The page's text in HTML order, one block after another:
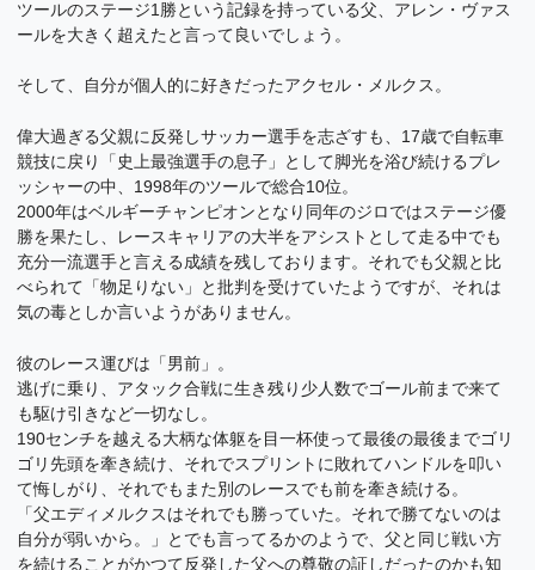
ツールのステージ1勝という記録を持っている父、アレン・ヴァス
ールを大きく超えたと言って良いでしょう。
そして、自分が個人的に好きだったアクセル・メルクス。
偉大過ぎる父親に反発しサッカー選手を志ざすも、17歳で自転車
競技に戻り「史上最強選手の息子」として脚光を浴び続けるプレ
ッシャーの中、1998年のツールで総合10位。
2000年はベルギーチャンピオンとなり同年のジロではステージ優
勝を果たし、レースキャリアの大半をアシストとして走る中でも
充分一流選手と言える成績を残しております。それでも父親と比
べられて「物足りない」と批判を受けていたようですが、それは
気の毒としか言いようがありません。
彼のレース運びは「男前」。
逃げに乗り、アタック合戦に生き残り少人数でゴール前まで来て
も駆け引きなど一切なし。
190センチを越える大柄な体躯を目一杯使って最後の最後までゴリ
ゴリ先頭を牽き続け、それでスプリントに敗れてハンドルを叩い
て悔しがり、それでもまた別のレースでも前を牽き続ける。
「父エディメルクスはそれでも勝っていた。それで勝てないのは
自分が弱いから。」とでも言ってるかのようで、父と同じ戦い方
を続けることがかつて反発した父への尊敬の証しだったのかも知